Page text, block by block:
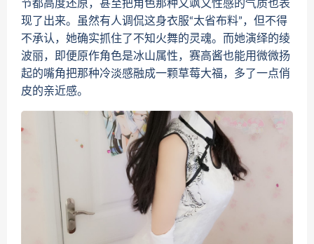
节都高度还原，甚至把角色那种又飒又性感的气质也表
现了出来。虽然有人调侃这身衣服“太省布料”，但不得
不承认，她确实抓住了不知火舞的灵魂。而她演绎的绫
波丽，即便原作角色是冰山属性，赛高酱也能用微微扬
起的嘴角把那种冷淡感融成一颗草莓大福，多了一点俏
皮的亲近感。